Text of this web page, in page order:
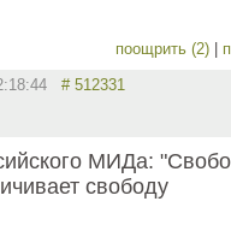
поощрить (2) |
# 512331
МИДа:
свободу